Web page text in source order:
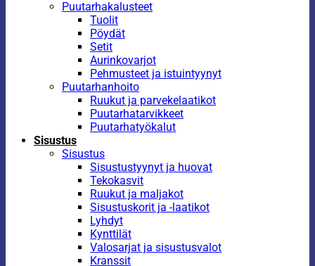
Puutarhakalusteet
Tuolit
Pöydät
Setit
Aurinkovarjot
Pehmusteet ja istuintyynyt
Puutarhanhoito
Ruukut ja parvekelaatikot
Puutarhatarvikkeet
Puutarhatyökalut
Sisustus
Sisustus
Sisustustyynyt ja huovat
Tekokasvit
Ruukut ja maljakot
Sisustuskorit ja -laatikot
Lyhdyt
Kynttilät
Valosarjat ja sisustusvalot
Kranssit